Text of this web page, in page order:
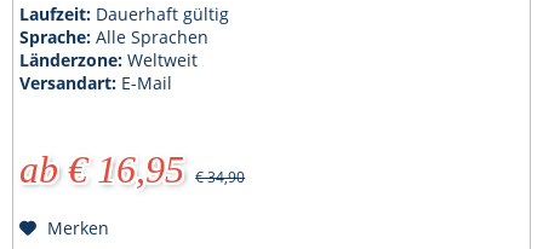
Laufzeit: Dauerhaft gültig
Sprache:Alle Sprachen
Länderzone:Weltweit
Versandart: E-Mail
ab € 16,95 € 34,90
Merken